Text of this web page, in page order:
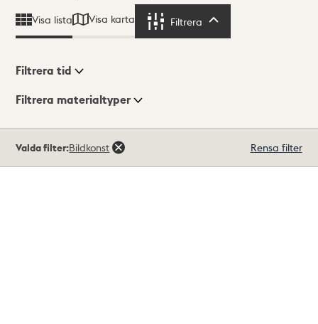
Visa lista Visa karta Filtrera
Visningsläge
Filtrera tid
Filtrera materialtyper
träffar
Valda filter:Bildkonst Rensa filter